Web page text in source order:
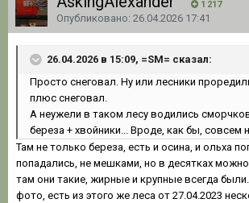
1 217
Опубликовано: 26.04.2026 17:41
26.04.2026 в 15:09, =SM= сказал:
Просто снеговал. Ну или лесники
плюс снеговал.
А неужели в таком лесу водились
береза + хвойники... Вроде, как бы, совсем
Там не только береза, есть и осина, и ольха
попадались, не мешками, но в десятках
там они такие, жирные и крупные всегда
фото, есть из этого же леса от 27.04.2023